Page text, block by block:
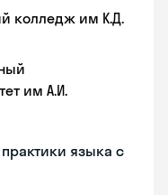
колледж им К.Д.
им А.И.
языка с